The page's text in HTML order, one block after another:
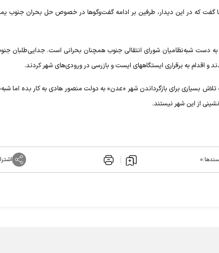
اما گفت که در این دیدار، طرفین بر ادامه گفت‌و‌گوها در خصوص حل بحران جنوب
شبه‌نظامیان شورای انتقالی جنوب همچنان بحرانی است. جدایی‌طلبان
اقدام به برقراری ایستگاههای ایست و بازرسی در ورودی‌های شهر کردند.
بسیاری برای بازگرداندن شهر «عدن» به دولت منصور هادی به کار بده اما
از این شهر نیستند.
۰